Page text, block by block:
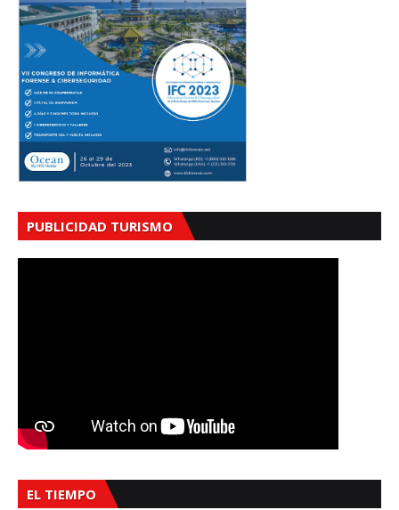
PUBLICIDAD TURISMO
EL TIEMPO